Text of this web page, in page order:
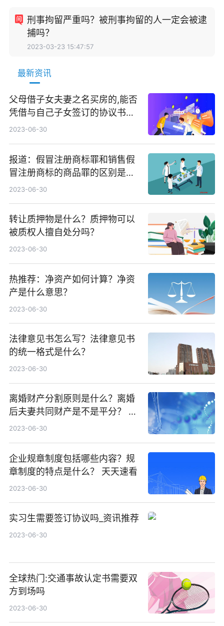
刑事拘留严重吗？被刑事拘留的人一定会被逮
捕吗？
2023-03-23 15:47:57
最新资讯
父母借子女夫妻之名买房的,能否
凭借与自己子女签订的协议书确
认存在借名买房关系?|焦点短讯
2023-06-30
报道：假冒注册商标罪和销售假
冒注册商标的商品罪的区别是什
么？新刑法销售假冒注册商标的
2023-06-30
转让质押物是什么？质押物可以
被质权人擅自处分吗？
2023-06-30
热推荐：净资产如何计算？净资
产是什么意思？
2023-06-30
法律意见书怎么写？法律意见书
的统一格式是什么？
2023-06-30
离婚财产分割原则是什么？离婚
后夫妻共同财产是不是平分？ 世
界热文
2023-06-30
企业规章制度包括哪些内容？规
章制度的特点是什么？ 天天速看
2023-06-30
实习生需要签订协议吗_资讯推荐
2023-06-30
全球热门:交通事故认定书需要双
方到场吗
2023-06-30